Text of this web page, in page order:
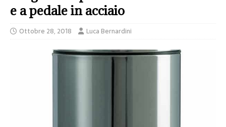
e a pedale in acciaio
Ottobre 28, 2018 Luca Bernardini